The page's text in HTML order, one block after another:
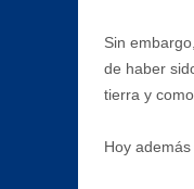
Sin
de haber
tierra y
Hoy